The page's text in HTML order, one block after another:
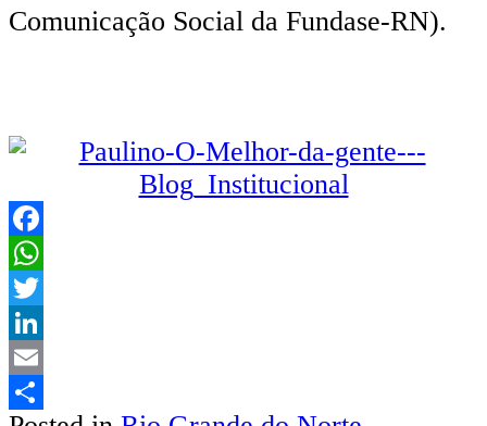
Comunicação Social da Fundase-RN).
Facebook
WhatsApp
Twitter
LinkedIn
Email